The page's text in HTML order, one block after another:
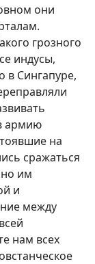
они
грозного
индусы,
в Сингапуре,
армию
на
сражаться
им
и
между
нам всех